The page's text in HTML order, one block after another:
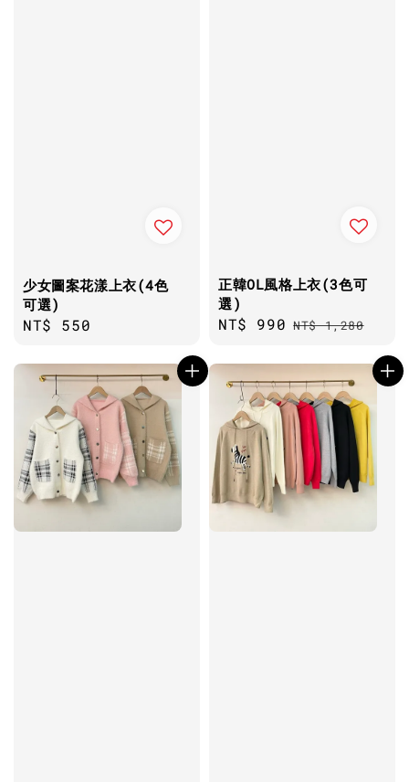
少女圖案花漾上衣(4色
可選)
Regular
NT$ 550
正韓OL風格上衣(3色可
選)
Sale
NT$ 990 Regular
NT$ 1,280